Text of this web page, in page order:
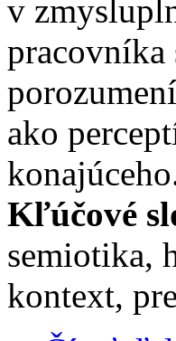
v
ako
Kľúčové
semiotika,
kontext,